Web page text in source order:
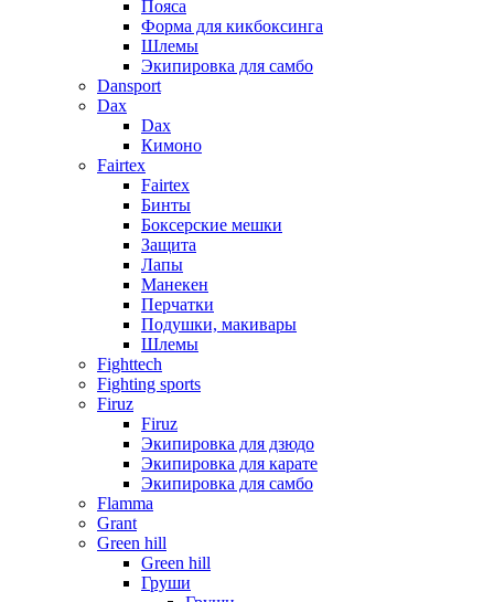
Пояса
Форма для кикбоксинга
Шлемы
Экипировка для самбо
Dansport
Dax
Dax
Кимоно
Fairtex
Fairtex
Бинты
Боксерские мешки
Защита
Лапы
Манекен
Перчатки
Подушки, макивары
Шлемы
Fighttech
Fighting sports
Firuz
Firuz
Экипировка для дзюдо
Экипировка для карате
Экипировка для самбо
Flamma
Grant
Green hill
Green hill
Груши